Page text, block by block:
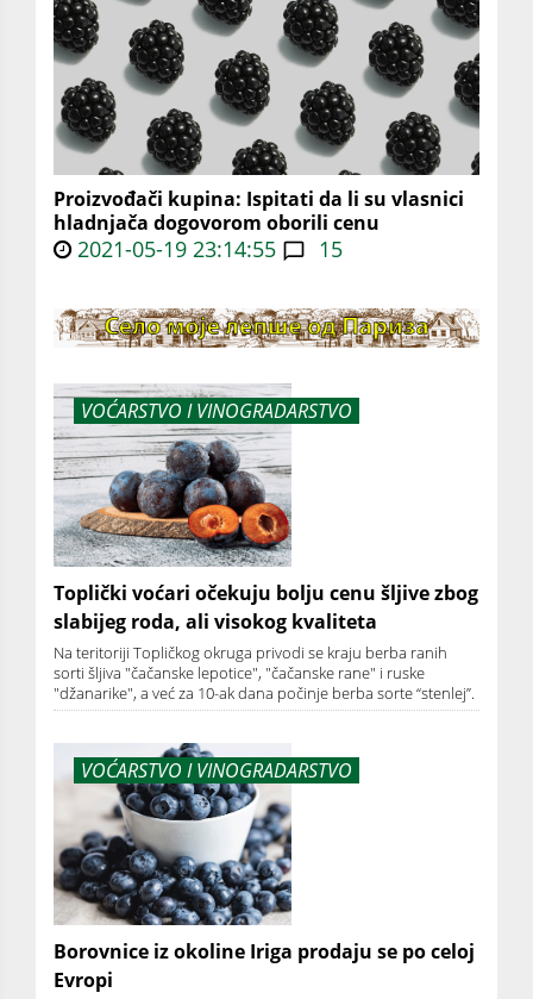
Proizvođači kupina: Ispitati da li su vlasnici
hladnjača dogovorom oborili cenu
2021-05-19 23:14:55 15
VOĆARSTVO I VINOGRADARSTVO
Toplički voćari očekuju bolju cenu šljive zbog
slabijeg roda, ali visokog kvaliteta
Na teritoriji Topličkog okruga privodi se kraju berba ranih
sorti šljiva "čačanske lepotice", "čačanske rane" i ruske
"džanarike", a već za 10-ak dana počinje berba sorte “stenlej”.
VOĆARSTVO I VINOGRADARSTVO
Borovnice iz okoline Iriga prodaju se po celoj
Evropi